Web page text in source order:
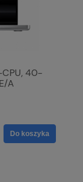
40-
A
Do koszyka